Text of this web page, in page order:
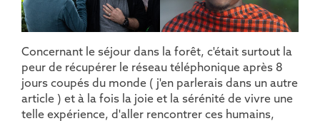
Concernant le séjour dans la forêt, c'était surtout la
peur de récupérer le réseau téléphonique après 8
jours coupés du monde ( j'en parlerais dans un autre
article ) et à la fois la joie et la sérénité de vivre une
telle expérience, d'aller rencontrer ces humains,